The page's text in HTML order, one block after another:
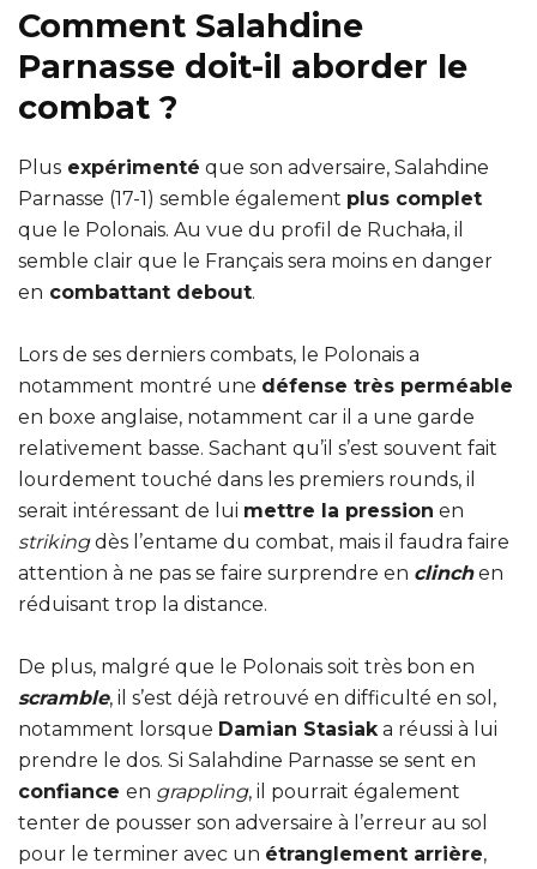
Comment Salahdine
Parnasse doit-il aborder le
combat ?
Plus expérimenté que son adversaire, Salahdine
Parnasse (17-1) semble également plus complet
que le Polonais. Au vue du profil de Ruchała, il
semble clair que le Français sera moins en danger
en combattant debout.
Lors de ses derniers combats, le Polonais a
notamment montré une défense très perméable
en boxe anglaise, notamment car il a une garde
relativement basse. Sachant qu’il s’est souvent fait
lourdement touché dans les premiers rounds, il
serait intéressant de lui mettre la pression en
strikingdès l’entame du combat, mais il faudra faire
attention à ne pas se faire surprendre en clinchen
réduisant trop la distance.
De plus, malgré que le Polonais soit très bon en
scramble, il s’est déjà retrouvé en difficulté en sol,
notamment lorsque Damian Stasiak a réussi à lui
prendre le dos. Si Salahdine Parnasse se sent en
confiance en grappling, il pourrait également
tenter de pousser son adversaire à l’erreur au sol
pour le terminer avec un étranglement arrière,